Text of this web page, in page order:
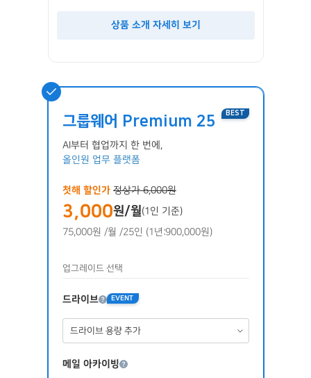
상품 소개 자세히 보기
그룹웨어 Premium 25 BEST
AI부터 협업까지 한 번에,
올인원 업무 플랫폼
첫해 할인가 정상가 6,000원
3,000원/월(1인 기준)
75,000원 /월 /25인 (1년:900,000원)
업그레이드 선택
드라이브 EVENT
메일 아카이빙